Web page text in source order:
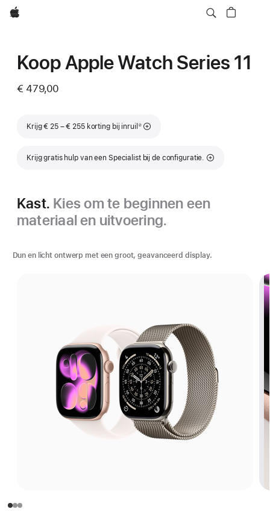
Apple
Koop Apple Watch Series 11
€ 479,00
Krijg € 25 – € 255 korting bij inruil
Voetnoot
②
Krijg gratis hulp van een Specialist bij de configuratie.
Kast. Kies om te beginnen een
materiaal en uitvoering.
Dun en licht ontwerp met een groot, geavanceerd display.